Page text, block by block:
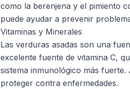
como la berenjena y el pimiento
puede ayudar a prevenir
Vitaminas y Minerales
Las verduras asadas son una
excelente fuente de vitamina C,
sistema inmunológico más fuerte.
proteger contra enfermedades.